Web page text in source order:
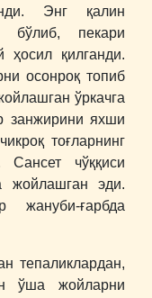
Энг қалин
бўлиб, пекари
қилганди.
осонроқ топиб
ўркачга
занжирини яхши
тоғларнинг
Сансет чўққиси
жойлашган эди.
ғарбда
тепаликлардан,
ўша жойларни